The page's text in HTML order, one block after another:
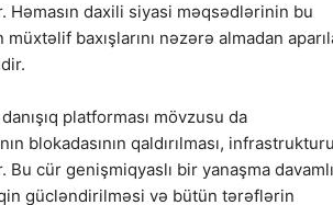
Həmasın daxili siyasi məqsədlərinin bu
baxışlarını nəzərə almadan
platforması mövzusu da
blokadasının qaldırılması,
cür genişmiqyaslı bir yanaşma davamlı
gücləndirilməsi və bütün tərəflərin